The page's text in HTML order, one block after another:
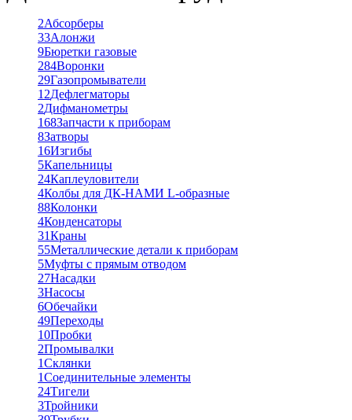
2Абсорберы
33Алонжи
9Бюретки газовые
284Воронки
29Газопромыватели
12Дефлегматоры
2Дифманометры
168Запчасти к приборам
8Затворы
16Изгибы
5Капельницы
24Каплеуловители
4Колбы для ДК-НАМИ L-образные
88Колонки
4Конденсаторы
31Краны
55Металлические детали к приборам
5Муфты с прямым отводом
27Насадки
3Насосы
6Обечайки
49Переходы
10Пробки
2Промывалки
1Склянки
1Соединительные элементы
24Тигели
3Тройники